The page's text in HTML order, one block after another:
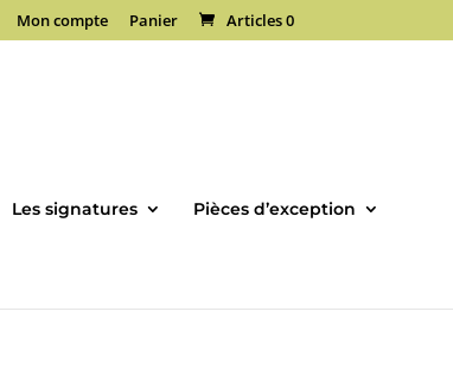
Mon compte Panier Articles 0
Les signatures Pièces d’exception